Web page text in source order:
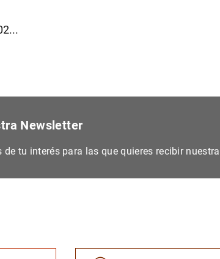
Newsletter
de tu interés para las que quieres recibir